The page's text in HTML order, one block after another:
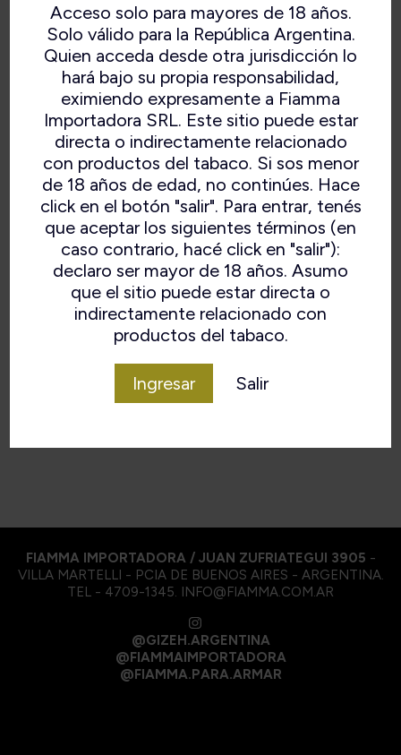
Acceso solo para mayores de 18 años.
Solo válido para la República Argentina.
Quien acceda desde otra jurisdicción lo
hará bajo su propia responsabilidad,
eximiendo expresamente a Fiamma
Importadora SRL. Este sitio puede estar
directa o indirectamente relacionado
con productos del tabaco. Si sos menor
de 18 años de edad, no continúes. Hace
click en el botón "salir". Para entrar, tenés
que aceptar los siguientes términos (en
caso contrario, hacé click en "salir"):
declaro ser mayor de 18 años. Asumo
que el sitio puede estar directa o
indirectamente relacionado con
productos del tabaco.
Ingresar Salir
INKA SHORT FILLER ROBUSTO
X5UND
Puros hechos a mano short filler, mediana
intensidad. Medida: 48×5
FIAMMA IMPORTADORA / JUAN ZUFRIATEGUI 3905 -
VILLA MARTELLI - PCIA DE BUENOS AIRES - ARGENTINA.
TEL - 4709-1345. INFO@FIAMMA.COM.AR
@GIZEH.ARGENTINA
@FIAMMAIMPORTADORA
@FIAMMA.PARA.ARMAR